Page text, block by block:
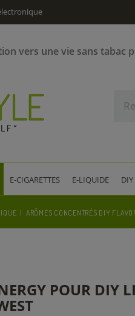
vers une vie sans tabac
E-CIGARETTES E-LIQUIDE DIY
ARÔMES CONCENTRÉS DIY
POUR DIY